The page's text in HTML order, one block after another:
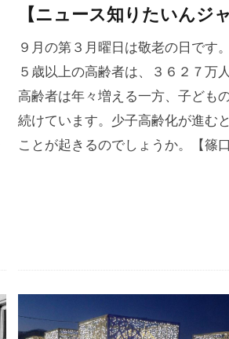
【ニュース知りたいんジャ
９月の第３月曜日は敬老の日です
５歳以上の高齢者は、３６２７万
高齢者は年々増える一方、子ども
続けています。少子高齢化が進む
ことが起きるのでしょうか。【篠口